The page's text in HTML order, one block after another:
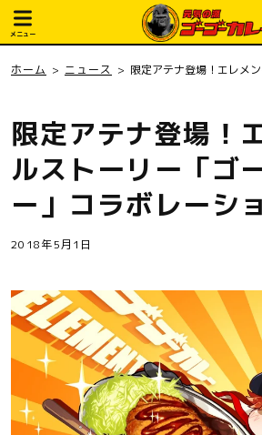
ンツに
進む
メニュー
ホーム ニュース 限定アテナ登場！エレメ
限定アテナ登場！
ルストーリー「ゴ
ー」コラボレーシ
2018年5月1日